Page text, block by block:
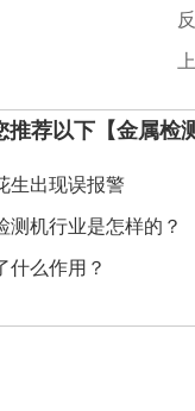
推荐以下【金属检
生出现误报警
测机行业是怎样的？
什么作用？